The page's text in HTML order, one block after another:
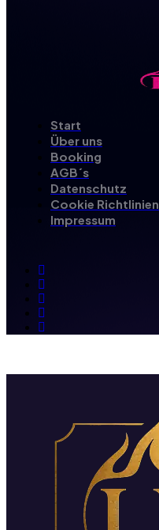
Start
Über uns
Booking
AGB´s
Datenschutz
Cookie Richtlinien
Impressum